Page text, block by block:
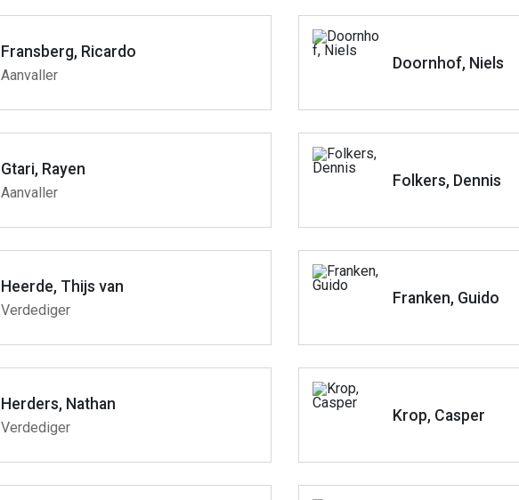
Fransberg, Ricardo
Aanvaller
Gtari, Rayen
Aanvaller
Heerde, Thijs van
Verdediger
Herders, Nathan
Verdediger
Doornhof, Niels
Folkers, Dennis
Franken, Guido
Krop, Casper